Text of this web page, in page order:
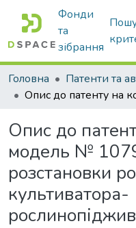
Фонди
та
зібрання
Головна
Опис до
модель №
розстановки
культиватора-